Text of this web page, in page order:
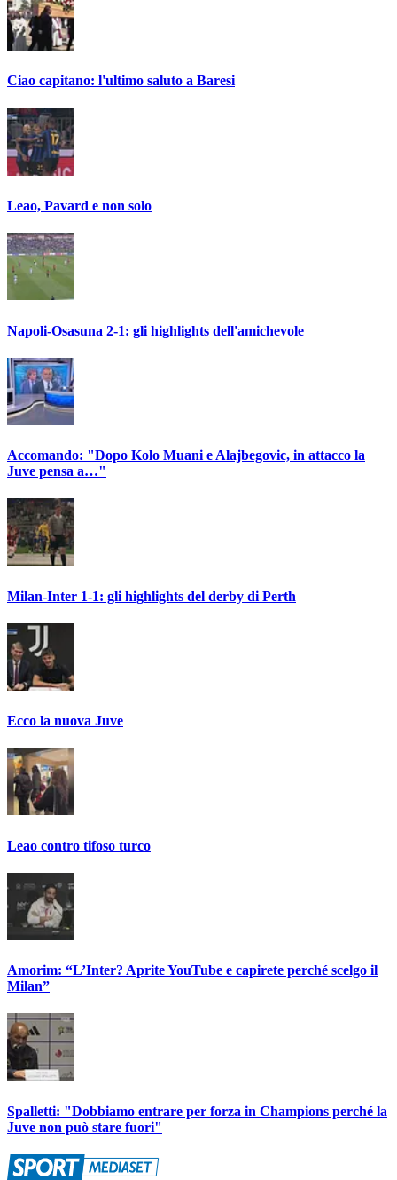
Ciao capitano: l'ultimo saluto a Baresi
Leao, Pavard e non solo
Napoli-Osasuna 2-1: gli highlights dell'amichevole
Accomando: "Dopo Kolo Muani e Alajbegovic, in attacco la
Juve pensa a…"
Milan-Inter 1-1: gli highlights del derby di Perth
Ecco la nuova Juve
Leao contro tifoso turco
Amorim: “L’Inter? Aprite YouTube e capirete perché scelgo il
Milan”
Spalletti: "Dobbiamo entrare per forza in Champions perché la
Juve non può stare fuori"